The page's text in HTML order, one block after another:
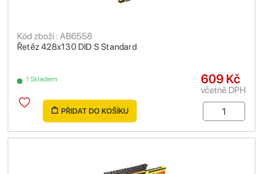
Řetěz 428x130 DID S Standard
Kód zboží : AB6558
1 Skladem 609 Kč
včetně DPH
PŘIDAT DO KOŠÍKU